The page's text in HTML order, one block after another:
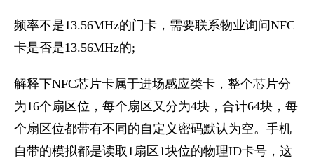
频率不是13.56MHz的门卡，需要联系物业询问NFC
卡是否是13.56MHz的;
解释下NFC芯片卡属于进场感应类卡，整个芯片分
为16个扇区位，每个扇区又分为4块，合计64块，每
个扇区位都带有不同的自定义密码默认为空。手机
自带的模拟都是读取1扇区1块位的物理ID卡号，这